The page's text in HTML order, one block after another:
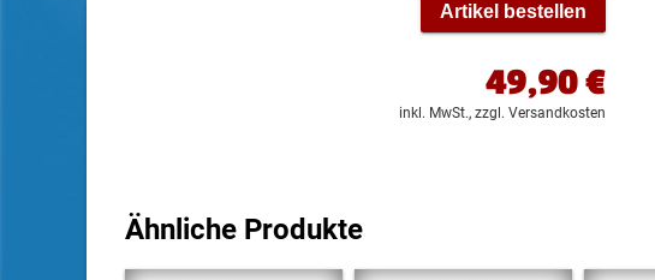
Artikel bestellen
49,90€
inkl. MwSt., zzgl. Versandkosten
Ähnliche Produkte